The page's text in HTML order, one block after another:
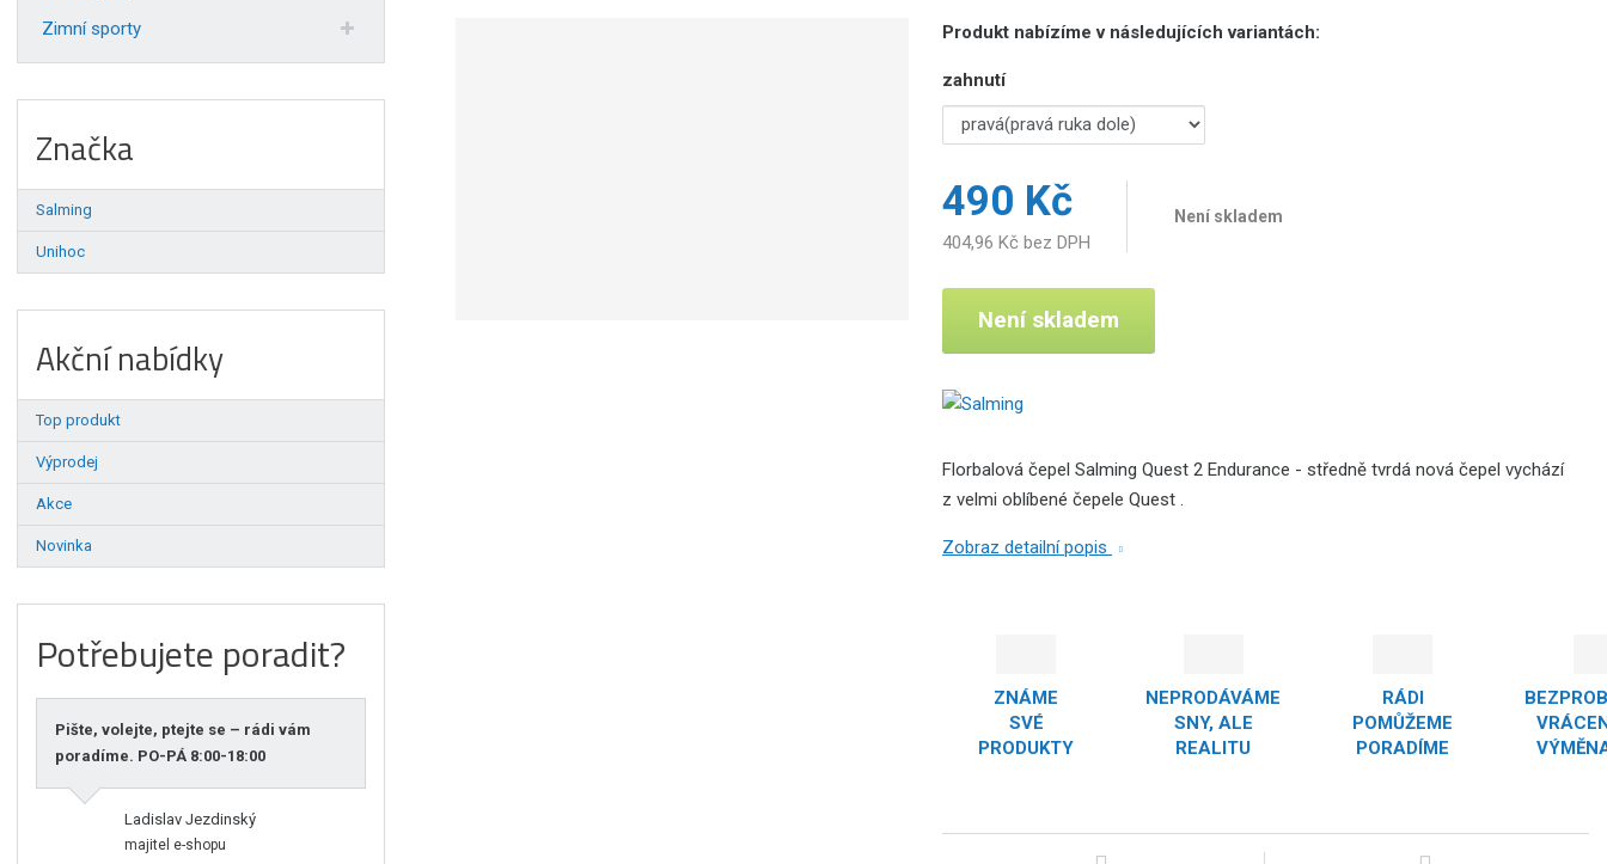
Produkt nabízíme v následujících variantách:
zahnutí
490 Kč
404,96 Kč bez DPH
Není skladem
Není skladem
Florbalová čepel Salming Quest 2 Endurance - středně tvrdá nová čepel vychází
z velmi oblíbené čepele Quest.
Zobraz detailní popis
ZNÁME
SVÉ
PRODUKTY
NEPRODÁVÁME
SNY, ALE
REALITU
RÁDI
POMŮŽEME
PORADÍME
Zimní sporty
Značka
Salming
Unihoc
Akční nabídky
Top produkt
Výprodej
Akce
Novinka
Potřebujete poradit?
Pište, volejte, ptejte se – rádi vám
poradíme. PO-PÁ 8:00-18:00
Ladislav Jezdinský
majitel e-shopu